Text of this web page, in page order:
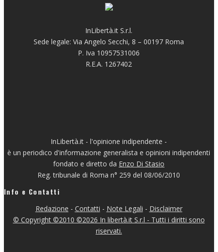
InLibertà.it S.r.l.
Sede legale: Via Angelo Secchi, 8 – 00197 Roma
P. Iva 10957531006
R.E.A. 1267402
InLibertà.it - l'opinione indipendente -
è un periodico d'informazione generalista e opinioni indipendenti
fondato e diretto da Enzo Di Stasio
Reg. tribunale di Roma n° 259 del 08/06/2010
Info e Contatti
Redazione - Contatti - Note Legali - Disclaimer
© Copyright ©2010 ©2026 In libertà.it S.r.l - Tutti i diritti sono
riservati.